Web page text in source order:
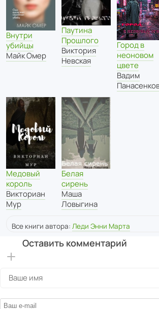
Внутри
убийцы
Майк Омер
Паутина
Прошлого
Виктория
Невская
Город в
неоновом
цвете
Вадим
Медовый
король
Викториан
Мур
Белая
сирень
Маша
Ловыгина
Все книги автора: Леди Энни Марта
Оставить комментарий